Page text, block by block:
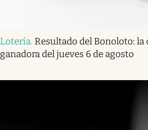
Lotería. Resultado del Bonoloto:
ganadora del jueves 6 de agosto